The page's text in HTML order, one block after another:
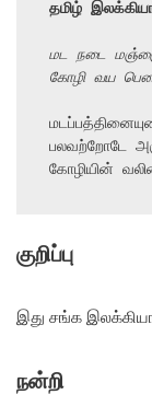
தமிழ்
மட நடை
கோழி வய
பலவற்றோடே
கோழியின்
குறிப்பு
இது சங்க
நன்றி